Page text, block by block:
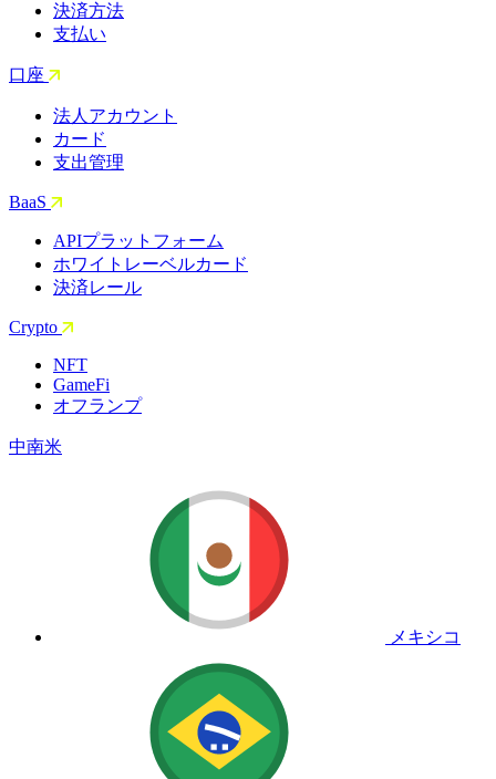
決済方法
支払い
口座
法人アカウント
カード
支出管理
BaaS
APIプラットフォーム
ホワイトレーベルカード
決済レール
Crypto
NFT
GameFi
オフランプ
中南米
メキシコ